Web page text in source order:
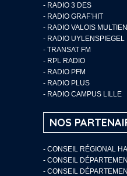
- RADIO 3 DES
- RADIO GRAF’HIT
- RADIO VALOIS MULTIEN
- RADIO UYLENSPIEGEL
- TRANSAT FM
- RPL RADIO
- RADIO PFM
- RADIO PLUS
- RADIO CAMPUS LILLE
NOS
- CONSEIL RÉGIONAL
- CONSEIL
- CONSEIL